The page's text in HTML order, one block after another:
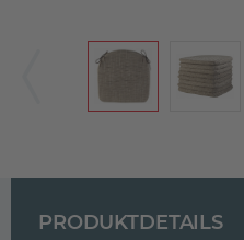
PRODUKTDETAILS